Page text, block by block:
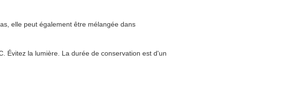
elle peut également être mélangée dans
Évitez la lumière. La durée de conservation est d'un